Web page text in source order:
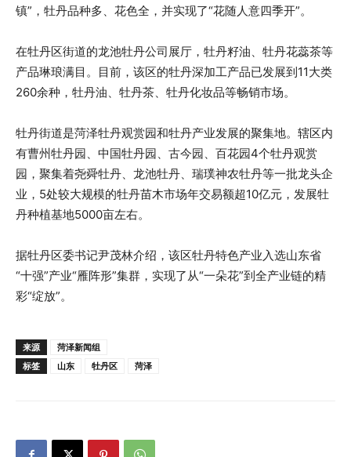
镇”，牡丹品种多、花色全，并实现了“花随人意四季开”。
在牡丹区街道的龙池牡丹公司展厅，牡丹籽油、牡丹花蕊茶等
产品琳琅满目。目前，该区的牡丹深加工产品已发展到11大类
260余种，牡丹油、牡丹茶、牡丹化妆品等畅销市场。
牡丹街道是菏泽牡丹观赏园和牡丹产业发展的聚集地。辖区内
有曹州牡丹园、中国牡丹园、古今园、百花园4个牡丹观赏
园，聚集着尧舜牡丹、龙池牡丹、瑞璞神农牡丹等一批龙头企
业，5处较大规模的牡丹苗木市场年交易额超10亿元，发展牡
丹种植基地5000亩左右。
据牡丹区委书记尹茂林介绍，该区牡丹特色产业入选山东省
“十强”产业“雁阵形”集群，实现了从“一朵花”到全产业链的精
彩“绽放”。
来源
菏泽新闻组
标签
山东 牡丹区 菏泽